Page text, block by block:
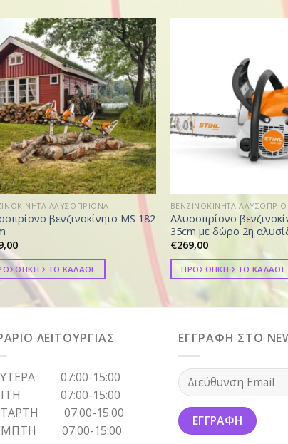
ΑΛΥΣΟΠΡΙΟΝΑ
βενζινοκίνητο MS 182
ΣΤΟ ΚΑΛΑΘΙ
ΒΕΝΖΙΝΟΚΙΝΗΤΑ
Αλυσοπρίονο
35cm με δώρο 2η
€269,00
ΠΡΟΣΘΗΚΗ ΣΤΟ ΚΑΛΑΘΙ
ΛΕΙΤΟΥΡΓΙΑΣ
07:00-15:00
07:00-15:00
07:00-15:00
07:00-15:00
ΕΓΓΡΑΦΗ ΣΤΟ